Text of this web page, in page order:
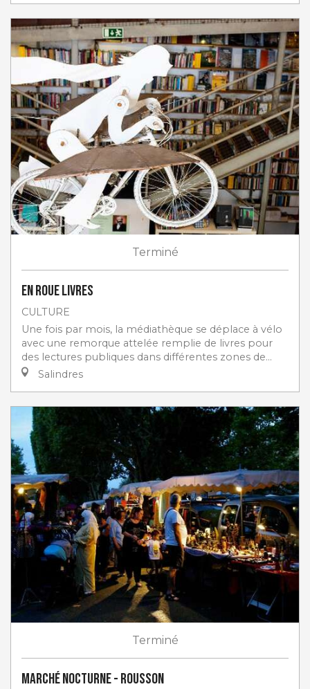
Terminé
En roue livres
CULTURE
Une fois par mois, la médiathèque se déplace à vélo
avec une remorque attelée remplie de livres pour
des lectures publiques dans différentes zones de...
Salindres
Terminé
Marché nocturne - Rousson